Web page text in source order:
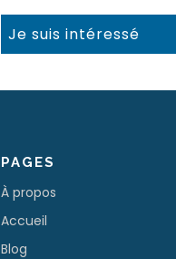
Je suis intéressé
PAGES
À propos
Accueil
Blog